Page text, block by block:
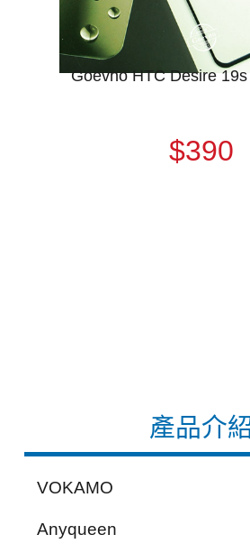
產品介
VOKAMO
Anyqueen
Goevno HTC Desire
$390